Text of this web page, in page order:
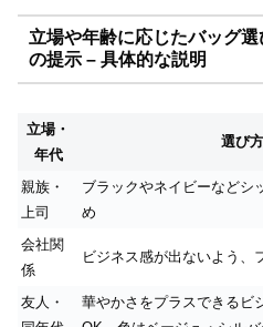
立場や年齢に応じたバッグ
の提示 – 具体的な説明
立場・
年代
選び
親族・
上司
ブラックやネイビーなどシ
め
会社関
係
ビジネス感が出ないよう、
友人・
華やかさをプラスできるビ